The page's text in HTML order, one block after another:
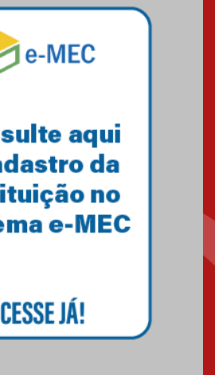
04.08.2026
Mackenzie recepciona os
calouros do segundo semestre
Como o Colégio Mackenzie
Brasília prepara seus
estudantes para o PAS antes
mesmo do Ensino Médio
04.08.2026